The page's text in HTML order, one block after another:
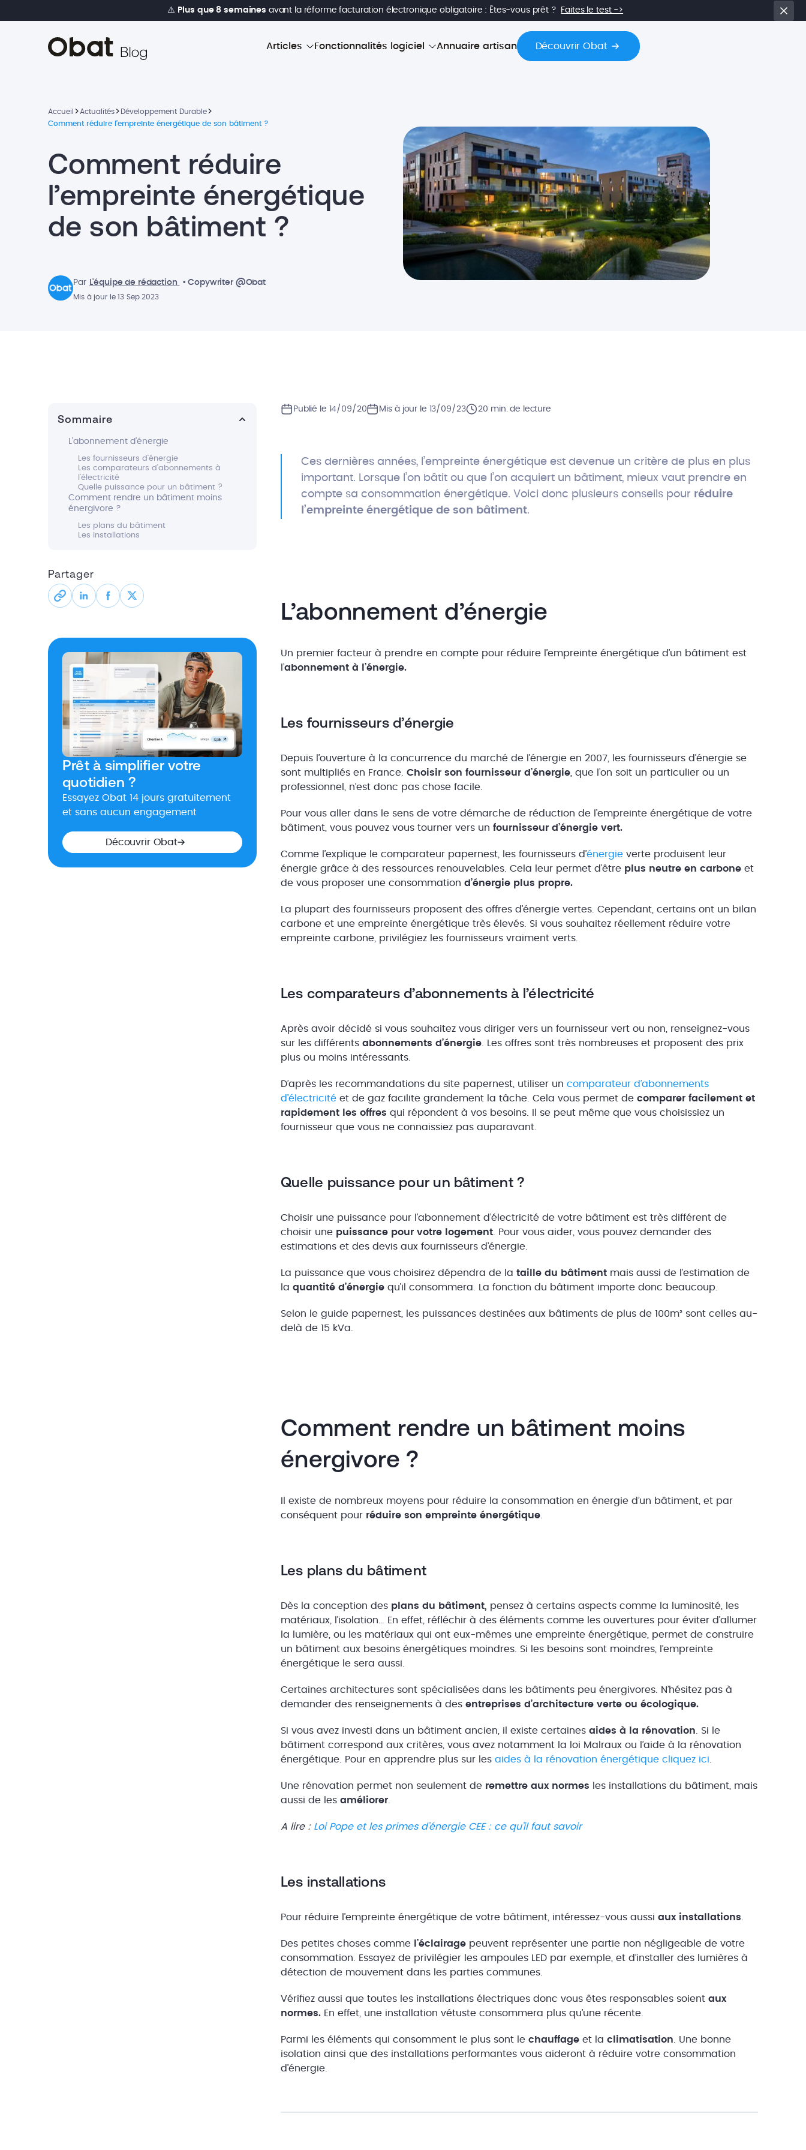
⚠️ Plus que 8 semaines avant la réforme facturation électronique obligatoire : Êtes-vous prêt ? Faites le test ->
Articles Fonctionnalités logiciel Annuaire artisan Découvrir Obat
Accueil > Actualités> Développement Durable>
Comment réduire l’empreinte énergétique de son bâtiment ?
Comment réduire
l’empreinte énergétique
de son bâtiment ?
Par L'équipe de rédaction • Copywriter @Obat
Mis à jour le 13 Sep 2023
Sommaire
L’abonnement d’énergie
Les fournisseurs d’énergie
Les comparateurs d’abonnements à
l’électricité
Quelle puissance pour un bâtiment ?
Comment rendre un bâtiment moins
énergivore ?
Les plans du bâtiment
Les installations
Partager
Prêt à simplifier votre
quotidien ?
Essayez Obat 14 jours gratuitement
et sans aucun engagement
Découvrir Obat
Publié le 14/09/20 Mis à jour le 13/09/23 20 min. de lecture
Ces dernières années, l’empreinte énergétique est devenue un critère de plus en plus
important. Lorsque l’on bâtit ou que l’on acquiert un bâtiment, mieux vaut prendre en
compte sa consommation énergétique. Voici donc plusieurs conseils pour réduire
l’empreinte énergétique de son bâtiment.
L’abonnement d’énergie
Un premier facteur à prendre en compte pour réduire l’empreinte énergétique d’un bâtiment est
l’abonnement à l’énergie.
Les fournisseurs d’énergie
Depuis l’ouverture à la concurrence du marché de l’énergie en 2007, les fournisseurs d’énergie se
sont multipliés en France. Choisir son fournisseur d’énergie , que l’on soit un particulier ou un
professionnel, n’est donc pas chose facile.
Pour vous aller dans le sens de votre démarche de réduction de l’empreinte énergétique de votre
bâtiment, vous pouvez vous tourner vers un fournisseur d’énergie vert.
Comme l’explique le comparateur papernest, les fournisseurs d’énergie verte produisent leur
énergie grâce à des ressources renouvelables. Cela leur permet d’être plus neutre en carbone et
de vous proposer une consommation d’énergie plus propre.
La plupart des fournisseurs proposent des offres d’énergie vertes. Cependant, certains ont un bilan
carbone et une empreinte énergétique très élevés. Si vous souhaitez réellement réduire votre
empreinte carbone, privilégiez les fournisseurs vraiment verts.
Les comparateurs d’abonnements à l’électricité
Après avoir décidé si vous souhaitez vous diriger vers un fournisseur vert ou non, renseignez-vous
sur les différents abonnements d’énergie . Les offres sont très nombreuses et proposent des prix
plus ou moins intéressants.
D’après les recommandations du site papernest, utiliser un comparateur d’abonnements
d’électricité et de gaz facilite grandement la tâche. Cela vous permet de comparer facilement et
rapidement les offres qui répondent à vos besoins. Il se peut même que vous choisissiez un
fournisseur que vous ne connaissiez pas auparavant.
Quelle puissance pour un bâtiment ?
Choisir une puissance pour l’abonnement d’électricité de votre bâtiment est très différent de
choisir une puissance pour votre logement . Pour vous aider, vous pouvez demander des
estimations et des devis aux fournisseurs d’énergie.
La puissance que vous choisirez dépendra de la taille du bâtiment mais aussi de l’estimation de
la quantité d’énergie qu’il consommera. La fonction du bâtiment importe donc beaucoup.
Selon le guide papernest, les puissances destinées aux bâtiments de plus de 100m² sont celles au-
delà de 15 kVa.
Comment rendre un bâtiment moins
énergivore ?
Il existe de nombreux moyens pour réduire la consommation en énergie d’un bâtiment, et par
conséquent pour réduire son empreinte énergétique
Les plans du bâtiment
Dès la conception des plans du bâtiment,
pensez à certains aspects comme la luminosité, les
matériaux, l’isolation… En effet, réfléchir à des éléments comme les ouvertures pour éviter d’allumer
la lumière, ou les matériaux qui ont eux-mêmes une empreinte énergétique, permet de construire
un bâtiment aux besoins énergétiques moindres. Si les besoins sont moindres, l’empreinte
énergétique le sera aussi.
Certaines architectures sont spécialisées dans les bâtiments peu énergivores. N’hésitez pas à
demander des renseignements à des entreprises d’architecture verte ou écologique.
Si vous avez investi dans un bâtiment ancien, il existe certaines aides à la rénovation . Si le
bâtiment correspond aux critères, vous avez notamment la loi Malraux ou l’aide à la rénovation
énergétique. Pour en apprendre plus sur les aides à la rénovation énergétique cliquez ici
Une rénovation permet non seulement de remettre aux normes les installations du bâtiment, mais
aussi de les améliorer
A lire : Loi Pope et les primes d’énergie CEE : ce qu’il faut savoir
Les installations
Pour réduire l’empreinte énergétique de votre bâtiment, intéressez-vous aussi aux installations
Des petites choses comme l’éclairage peuvent représenter une partie non négligeable de votre
consommation. Essayez de privilégier les ampoules LED par exemple, et d’installer des lumières à
détection de mouvement dans les parties communes.
Vérifiez aussi que toutes les installations électriques donc vous êtes responsables soient aux
normes. En effet, une installation vétuste consommera plus qu’une récente.
Parmi les éléments qui consomment le plus sont le chauffage et la climatisation . Une bonne
isolation ainsi que des installations performantes vous aideront à réduire votre consommation
d’énergie.